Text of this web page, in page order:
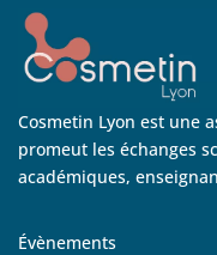
Cosmetin Lyon est une
promeut les échanges
académiques,
Évènements